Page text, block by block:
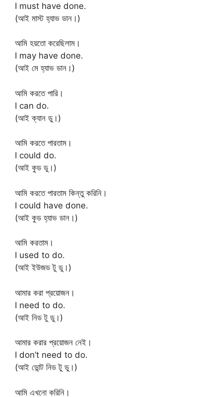
I must have done.
(আই মাস্ট হ্যাভ ডান।)
আমি হয়তো করেছিলাম।
I may have done.
(আই মে হ্যাভ ডান।)
আমি করতে পারি।
I can do.
(আই ক্যান ডু।)
আমি করতে পারতাম।
I could do.
(আই কুড ডু।)
আমি করতে পারতাম কিন্তু করিনি।
I could have done.
(আই কুড হ্যাভ ডান।)
আমি করতাম।
I used to do.
(আই ইউজড টু ডু।)
আমার করা প্রয়োজন।
I need to do.
(আই নিড টু ডু।)
আমার করার প্রয়োজন নেই।
I don’t need to do.
(আই ডোন্ট নিড টু ডু।)
আমি এখনো করিনি।